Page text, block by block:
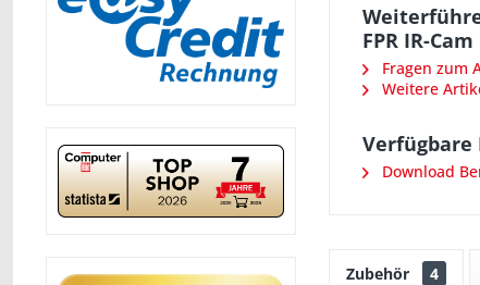
FPR IR-
Fragen zum
Weitere
Verfügbare
Download
Zubehör 4